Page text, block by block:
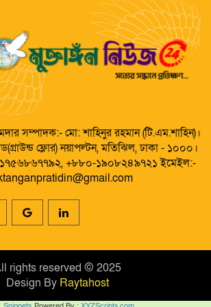
সম্পাদক:- মো: শাহিনুর রহমান (টি.এম.শাহিন)।
ফ্লোর) নয়াপল্টন, মতিঝিল, ঢাকা - ১০০০।
+৮৮০-১৯০৮২৪৯৭২১ ইমেইল:-
rights reserved © 2025
Design By Raytahost